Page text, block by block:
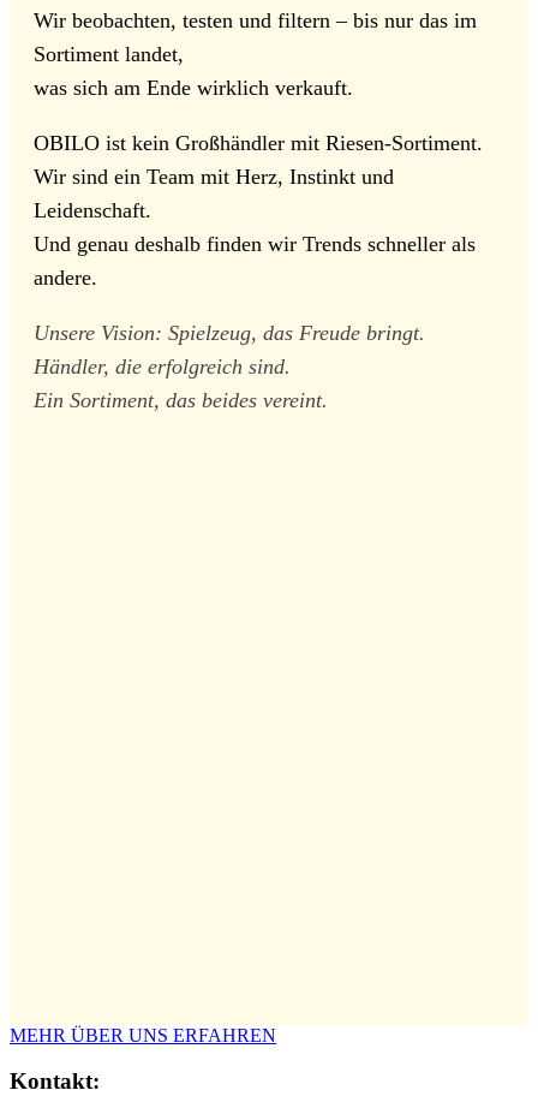
Wir beobachten, testen und filtern – bis nur das im
Sortiment landet,
was sich am Ende wirklich verkauft.
OBILO ist kein Großhändler mit Riesen-Sortiment.
Wir sind ein Team mit Herz, Instinkt und
Leidenschaft.
Und genau deshalb finden wir Trends schneller als
andere.
Unsere Vision: Spielzeug, das Freude bringt.
Händler, die erfolgreich sind.
Ein Sortiment, das beides vereint.
MEHR ÜBER UNS ERFAHREN
Kontakt: